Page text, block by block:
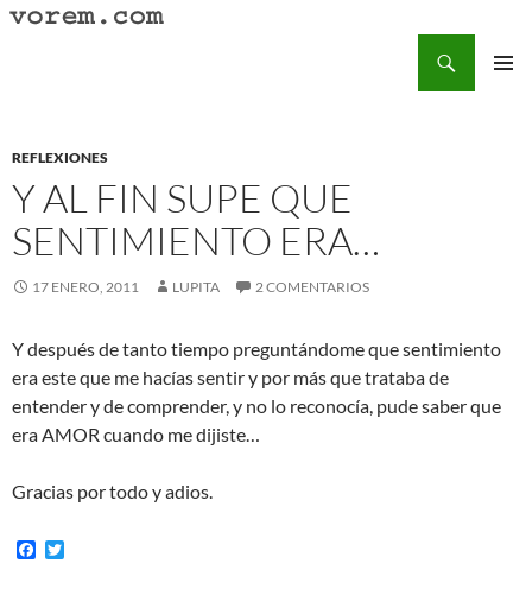
Saltar
REFLEXIONES
Y AL FIN SUPE QUE
SENTIMIENTO ERA…
17 ENERO, 2011 LUPITA 2 COMENTARIOS
Y después de tanto tiempo preguntándome que sentimiento
era este que me hacías sentir y por más que trataba de
entender y de comprender, y no lo reconocía, pude saber que
era AMOR cuando me dijiste…
Gracias por todo y adios.
F